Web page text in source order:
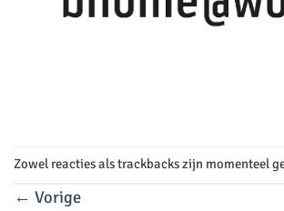
Zowel reacties als trackbacks zijn momenteel
← Vorige